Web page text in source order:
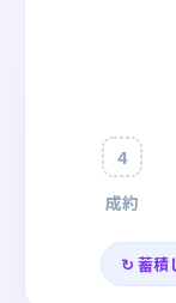
4
成約
↻ 蓄積